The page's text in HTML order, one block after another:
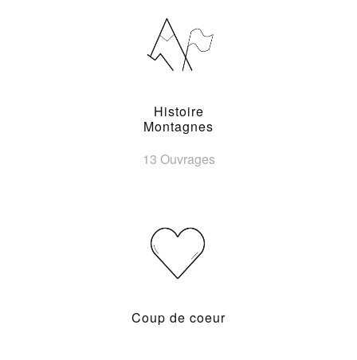
Histoire
Montagnes
13 Ouvrages
Coup de coeur